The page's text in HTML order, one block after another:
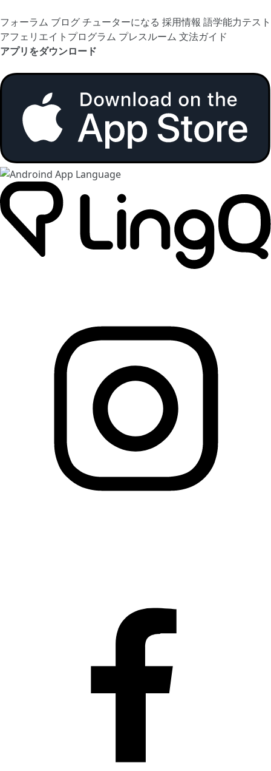
フォーラム ブログチューターになる 採用情報 語学能力テスト
アフェリエイトプログラム プレスルーム 文法ガイド
アプリをダウンロード